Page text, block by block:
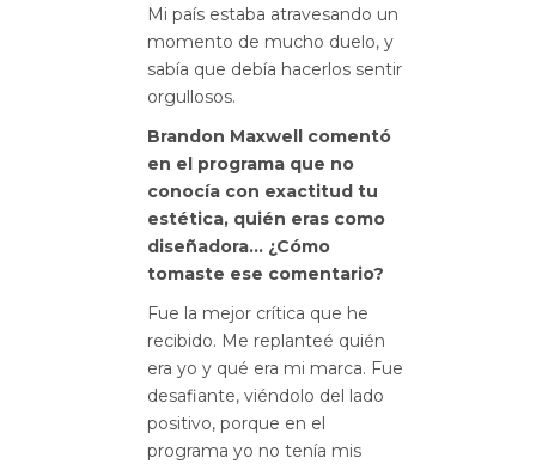
Mi país estaba atravesando un
momento de mucho duelo, y
sabía que debía hacerlos sentir
orgullosos.
Brandon Maxwell comentó
en el programa que no
conocía con exactitud tu
estética, quién eras como
diseñadora… ¿Cómo
tomaste ese comentario?
Fue la mejor crítica que he
recibido. Me replanteé quién
era yo y qué era mi marca. Fue
desafiante, viéndolo del lado
positivo, porque en el
programa yo no tenía mis